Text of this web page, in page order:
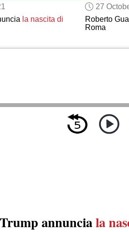
la nascita di
27
Roberto
Roma
annunciala